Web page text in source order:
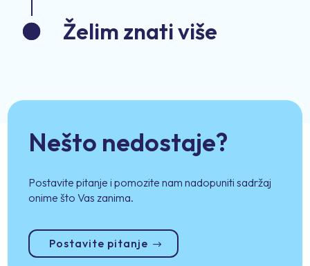
Želim znati više
Nešto nedostaje?
Postavite pitanje i pomozite nam nadopuniti sadržaj
onime što Vas zanima.
Postavite pitanje